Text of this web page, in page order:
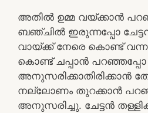
അതിൽ ഉമ്മ വയ്ക്കാൻ
ബഞ്ചിൽ ഇരുന്നപ്പോ
വായ്ക്ക് നേരെ കൊണ്ട്
കൊണ്ട് ചപ്പാൻ പറഞ്ഞപ്പോ
അനുസരിക്കാതിരിക്കാൻ
നല്ലോണം തുറക്കാൻ
അനുസരിച്ചു. ചേട്ടൻ